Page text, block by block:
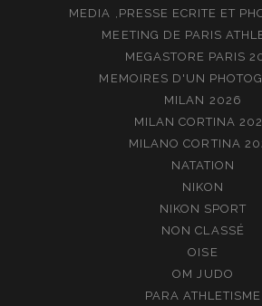
MEDIA ,PRESSE ECRITE ET
MEETING DE PARIS
MEGASTORE PARIS
MEMOIRES D'UN
MILAN 2026
MILAN CORTINA
MILANO CORTINA
NATATION
NIKON
NIKON SPORT
NON CLASSÉ
OISE
OM JUDO
PARA ATHLETISME